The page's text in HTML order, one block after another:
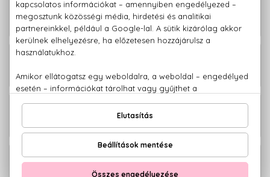
Echos Color - Copper Gold PPD- és
rezorcin mentes krémhajfesték
2.080 Ft -
Echos Color - Extra Copper PPD- és
rezorcin mentes krémhajfesték
Echos Color - Warm Naturals PPD- és
rezorcin mentes krémhajfesték
2.080 Ft -